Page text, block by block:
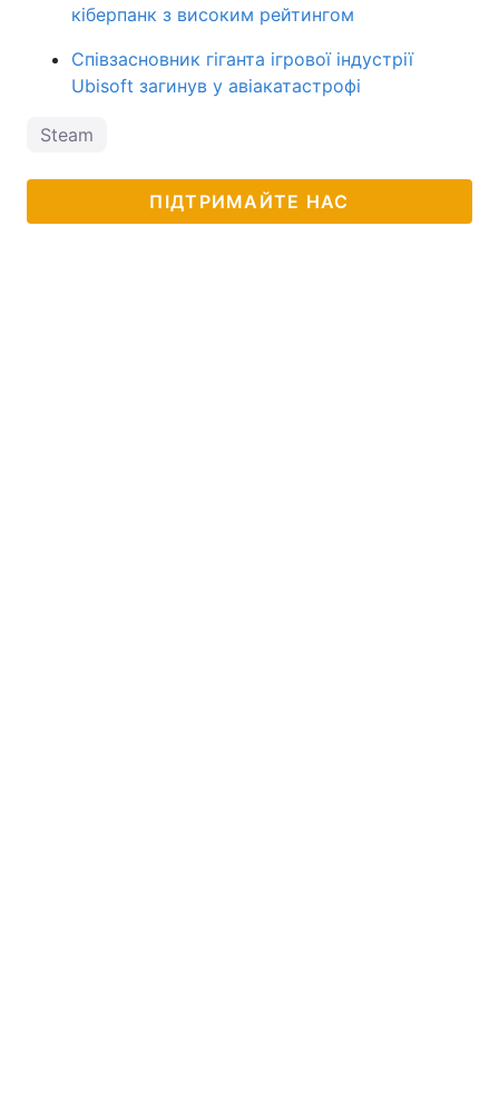
кіберпанк з високим рейтингом
Співзасновник гіганта ігрової індустрії
Ubisoft загинув у авіакатастрофі
Steam
ПІДТРИМАЙТЕ НАС